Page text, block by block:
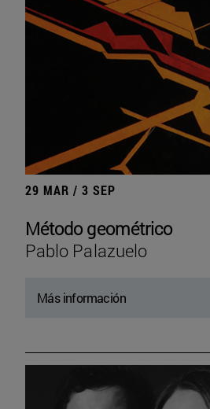
29 MAR / 3 SEP
Método geométrico
Pablo Palazuelo
Más información